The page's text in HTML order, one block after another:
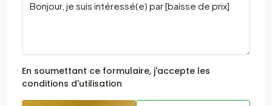
En soumettant ce formulaire, j'accepte les
conditions d'utilisation